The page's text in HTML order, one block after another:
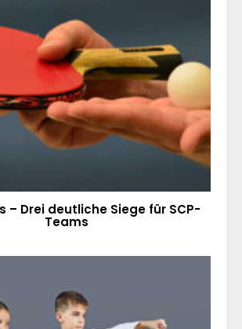
– Drei deutliche Siege für SCP-
Teams